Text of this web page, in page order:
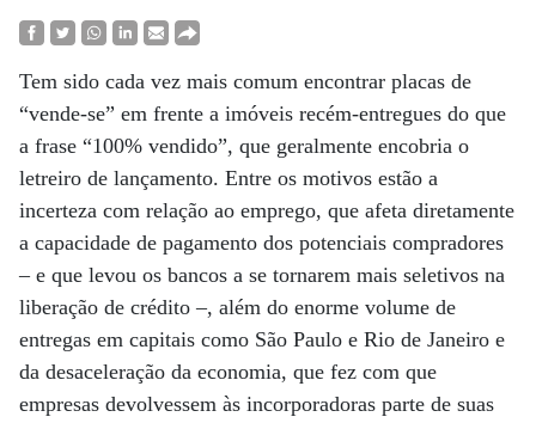
Tem sido cada vez mais comum encontrar placas de
“vende-se” em frente a imóveis recém-entregues do que
a frase “100% vendido”, que geralmente encobria o
letreiro de lançamento. Entre os motivos estão a
incerteza com relação ao emprego, que afeta diretamente
a capacidade de pagamento dos potenciais compradores
– e que levou os bancos a se tornarem mais seletivos na
liberação de crédito –, além do enorme volume de
entregas em capitais como São Paulo e Rio de Janeiro e
da desaceleração da economia, que fez com que
empresas devolvessem às incorporadoras parte de suas